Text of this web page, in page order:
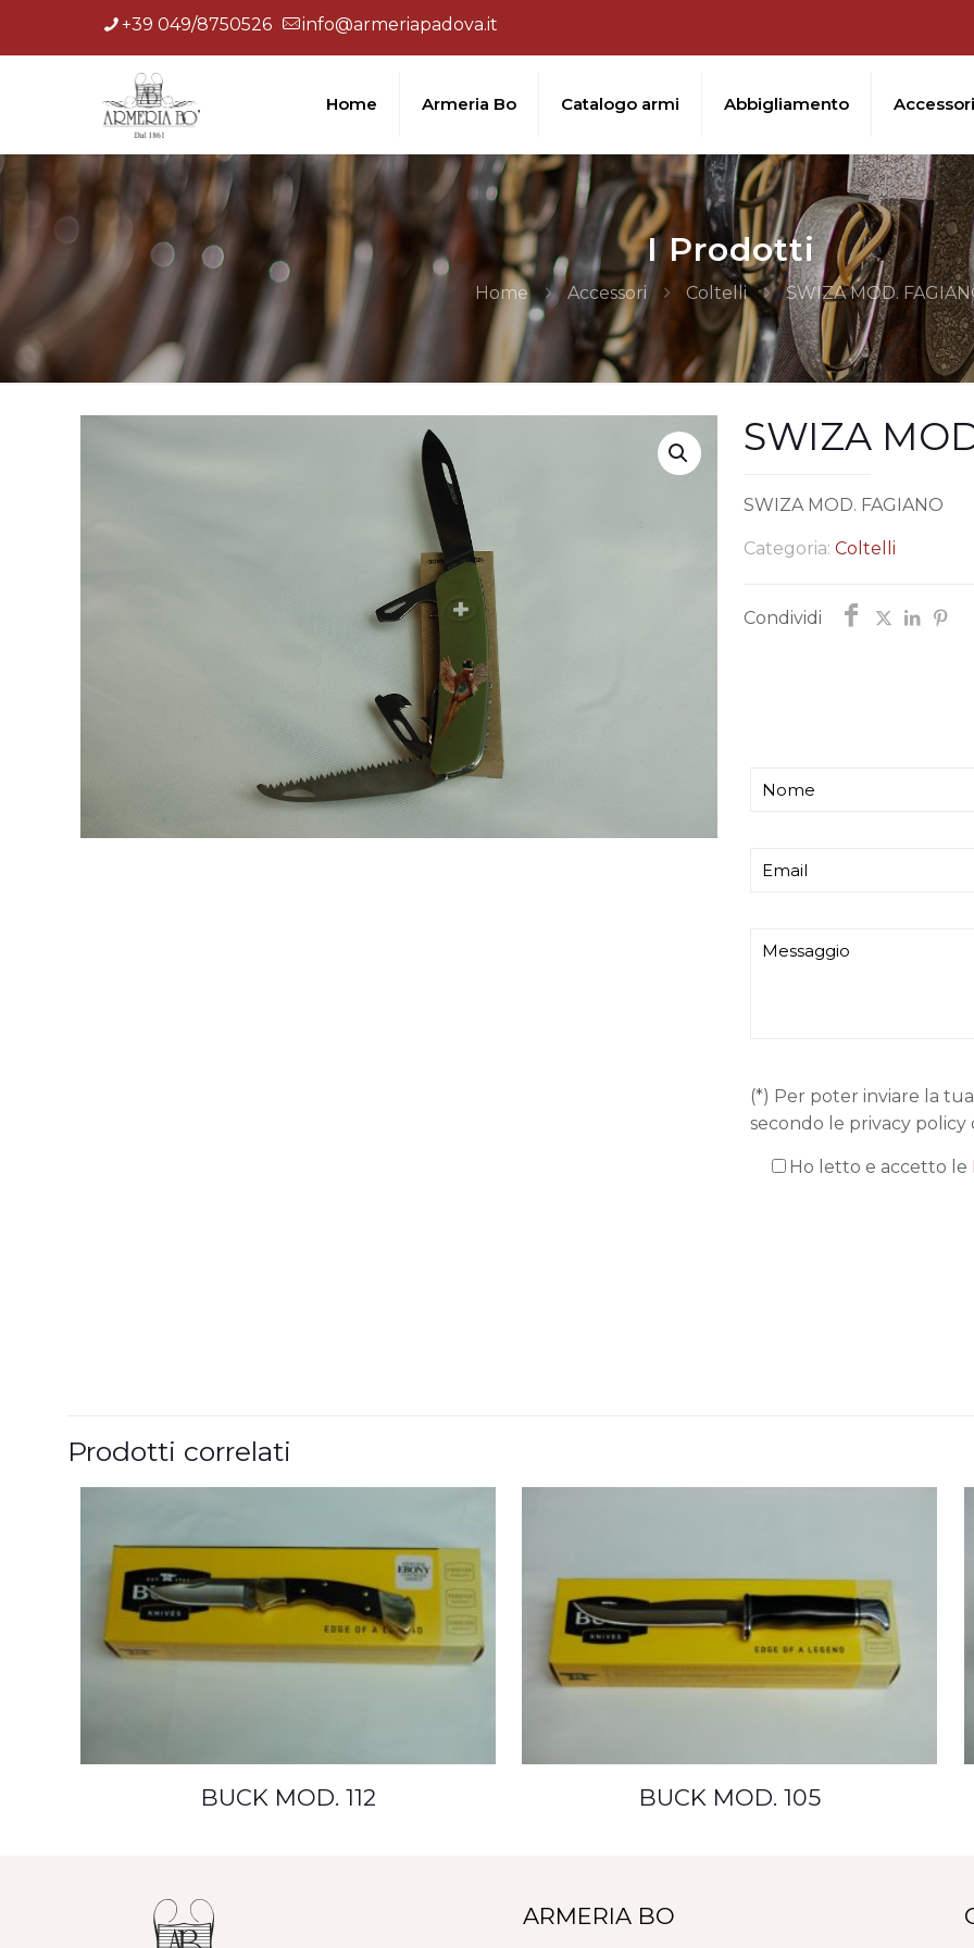
+39 049/8750526 info@armeriapadova.it
Home Armeria Bo Catalogo armi Abbigliamento Accessori
I Prodotti
Home Accessori Coltelli SWIZA MOD.
SWIZA
SWIZA MOD. FAGIANO
Categoria: Coltelli
Condividi
(*) Per poter inviare la
secondo le privacy policy
Ho letto e accetto le
Prodotti correlati
BUCK MOD. 112 BUCK MOD. 105
ARMERIA BO